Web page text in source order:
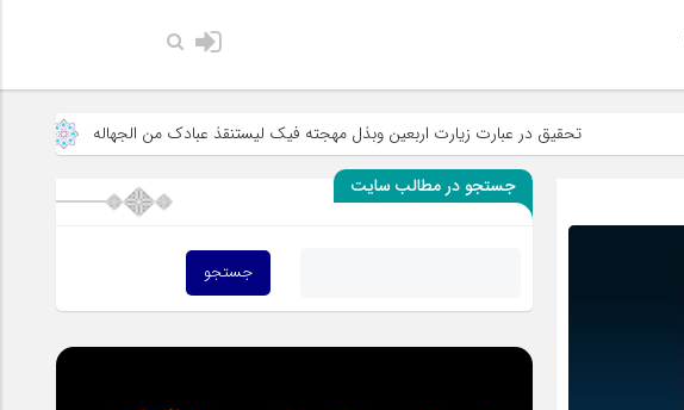
تحقیق در عبارت زیارت اربعین وبذل مهجته فیک لیستنقذ عبادک من الجهاله خطبه «خط الموت»
جستجو در مطالب سایت